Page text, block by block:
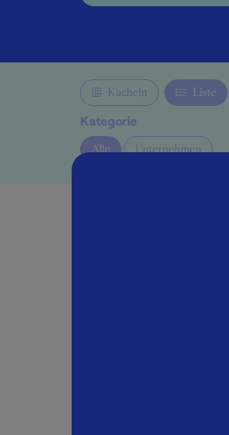
Kacheln Liste
Kategorie
Alle Unternehmen